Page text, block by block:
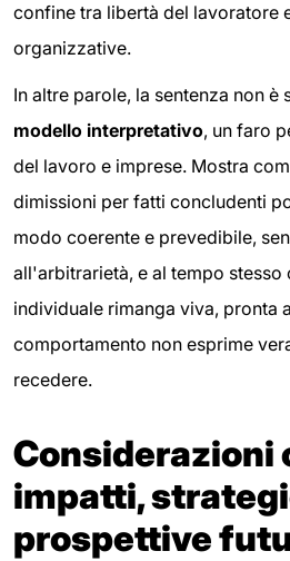
confine tra libertà del lavoratore
organizzative.
In altre parole, la sentenza non è
modello interpretativo, un faro
del lavoro e imprese. Mostra
dimissioni per fatti concludenti
modo coerente e prevedibile,
all'arbitrarietà, e al tempo stesso
individuale rimanga viva, pronta
comportamento non esprime
recedere.
Considerazioni
impatti,
prospettive